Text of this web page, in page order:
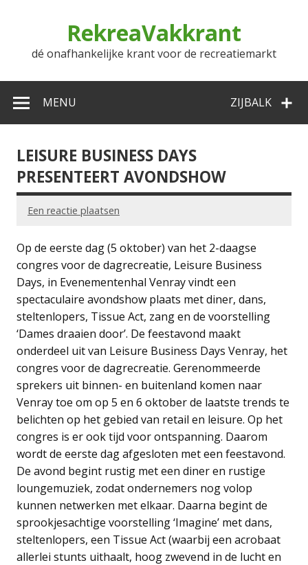
RekreaVakkrant
dé onafhankelijke krant voor de recreatiemarkt
ZIJBALK
MENU
LEISURE BUSINESS DAYS
PRESENTEERT AVONDSHOW
Een reactie plaatsen
Op de eerste dag (5 oktober) van het 2-daagse
congres voor de dagrecreatie, Leisure Business
Days, in Evenementenhal Venray vindt een
spectaculaire avondshow plaats met diner, dans,
steltenlopers, Tissue Act, zang en de voorstelling
‘Dames draaien door’. De feestavond maakt
onderdeel uit van Leisure Business Days Venray, het
congres voor de dagrecreatie. Gerenommeerde
sprekers uit binnen- en buitenland komen naar
Venray toe om op 5 en 6 oktober de laatste trends te
belichten op het gebied van retail en leisure. Op het
congres is er ook tijd voor ontspanning. Daarom
wordt de eerste dag afgesloten met een feestavond.
De avond begint rustig met een diner en rustige
loungemuziek, zodat ondernemers nog volop
kunnen netwerken met elkaar. Daarna begint de
sprookjesachtige voorstelling ‘Imagine’ met dans,
steltenlopers, een Tissue Act (waarbij een acrobaat
allerlei stunts uithaalt, hoog zwevend in de lucht en